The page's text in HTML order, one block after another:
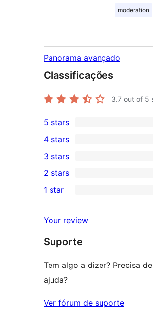
moderation
Panorama avançado
Classificações
3.7 out of 5
11
5-
star
reviews
5 stars
4-
star
reviews
4 stars
0
3-
star
3 stars
2-
review
2 stars
star
reviews
1 star
Your review
Suporte
Tem algo a dizer? Precisa de
ajuda?
Ver fórum de suporte